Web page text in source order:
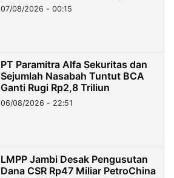
07/08/2026 - 00:15
PT Paramitra Alfa Sekuritas dan
Sejumlah Nasabah Tuntut BCA
Ganti Rugi Rp2,8 Triliun
06/08/2026 - 22:51
LMPP Jambi Desak Pengusutan
Dana CSR Rp47 Miliar PetroChina